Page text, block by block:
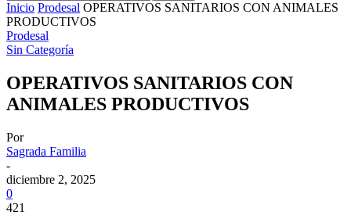
Inicio Prodesal OPERATIVOS SANITARIOS CON ANIMALES
PRODUCTIVOS
Prodesal
Sin Categoría
OPERATIVOS SANITARIOS CON
ANIMALES PRODUCTIVOS
Por
Sagrada Familia
-
diciembre 2, 2025
0
421